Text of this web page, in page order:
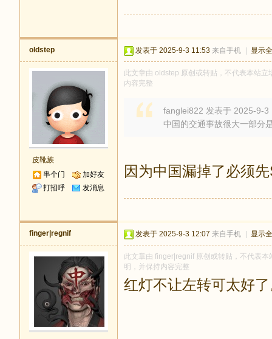
oldstep
皮靴族
串个门
加好友
打招呼
发消息
发表于 2025-9-3 11:53 来自手机 显示
此文章由 oldstep 原创或转贴，不代表本站
内容完整
fanglei822 发表于 2025-9-3
中国的交通事故很大一部分
因为中国漏掉了必须
finger|regnif 发表于 2025-9-3 12:07 来自手机 显示
此文章由 finger|regnif 原创或转贴，不代表
明，并保持内容完整
红灯不让左转可太好